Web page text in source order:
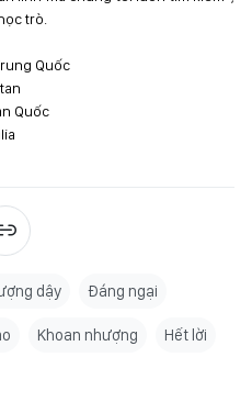
trò.
Quốc
Quốc
dậy Đáng ngại
Khoan nhượng Hết lời